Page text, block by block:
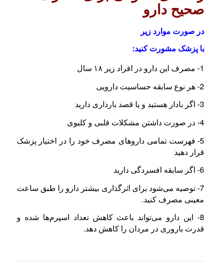
صحیح دارو
در صورت موارد زیر
با پزشک مشورت کنید:
1- مصرف این دارو در افراد زیر ۱۸ سال
2- هر نوع سابقه حساسیت دارویی
3- اگر بادار هستید و یا قصد بارداری دارید
4- در صورت داشتن مشکلات قلبی و کلیوی
5- فهرست تمامی داروهای مصرف خود را در اختیار پزشک
قرار دهید
6- اگر سابقه افسردگی دارید
7- توصیه می‌شود برای اثرگذاری بیشتر دارو را طبق ساعت
معینی مصرف کنید.
8- این دارو می‌تواند باعث کاهش تعداد اسپرم‌ها شده و
قدرت باروری در مردان را کاهش دهد.